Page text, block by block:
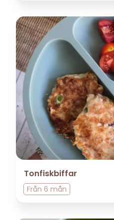
Tonfiskbiffar
Från 6 mån